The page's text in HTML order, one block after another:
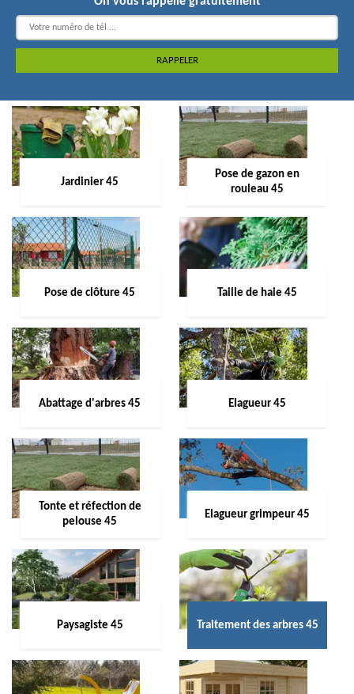
Jardinier 45
Pose de gazon en
rouleau 45
Pose de clôture 45 Taille de haie 45
Abattage d'arbres 45 Elagueur 45
Tonte et réfection de
pelouse 45
Elagueur grimpeur 45
Paysagiste 45 Traitement des arbres 45